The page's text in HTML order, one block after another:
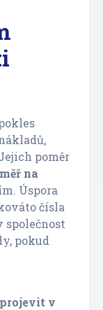
poměr
na
Úspora
čísla
společnost
pokud
v